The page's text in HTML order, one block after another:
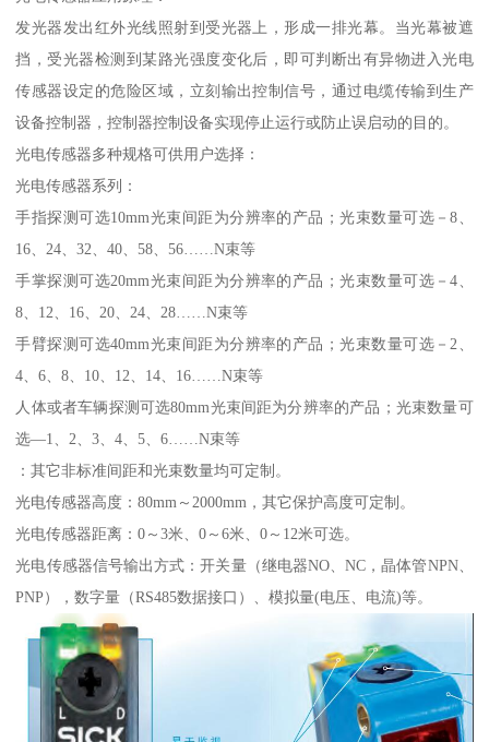
发光器发出红外光线照射到受光器上，形成一排光幕。当光幕被遮
挡，受光器检测到某路光强度变化后，即可判断出有异物进入光电
传感器设定的危险区域，立刻输出控制信号，通过电缆传输到生产
设备控制器，控制器控制设备实现停止运行或防止误启动的目的。
光电传感器多种规格可供用户选择：
光电传感器系列：
手指探测可选10mm光束间距为分辨率的产品；光束数量可选－8、
16、24、32、40、58、56……N束等
手掌探测可选20mm光束间距为分辨率的产品；光束数量可选－4、
8、12、16、20、24、28……N束等
手臂探测可选40mm光束间距为分辨率的产品；光束数量可选－2、
4、6、8、10、12、14、16……N束等
人体或者车辆探测可选80mm光束间距为分辨率的产品；光束数量可
选—1、2、3、4、5、6……N束等
：其它非标准间距和光束数量均可定制。
光电传感器高度：80mm～2000mm，其它保护高度可定制。
光电传感器距离：0～3米、0～6米、0～12米可选。
光电传感器信号输出方式：开关量（继电器NO、NC，晶体管NPN、
PNP），数字量（RS485数据接口）、模拟量(电压、电流)等。